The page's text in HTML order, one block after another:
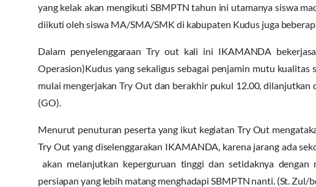
yang kelak akan mengikuti SBMPTN tahun ini utamanya siswa
diikuti oleh siswa MA/SMA/SMK di kabupaten Kudus juga
Dalam penyelenggaraan Try out kali ini IKAMANDA
Operasion)Kudus yang sekaligus sebagai penjamin mutu
mulai mengerjakan Try Out dan berakhir pukul 12.00,
(GO).
Menurut penuturan peserta yang ikut kegiatan Try Out
Try Out yang diselenggarakan IKAMANDA, karena jarang ada
akan melanjutkan keperguruan tinggi dan setidaknya
persiapan yang lebih matang menghadapi SBMPTN nanti. (St. Zul/